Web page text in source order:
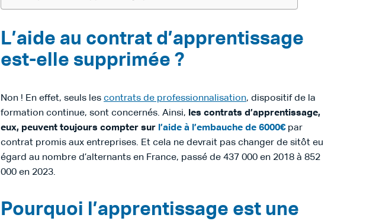
L’aide au contrat d’apprentissage
est-elle supprimée ?
Non ! En effet, seuls les contrats de professionnalisation, dispositif de la
formation continue, sont concernés. Ainsi, les contrats d’apprentissage,
eux, peuvent toujours compter sur l’aide à l’embauche de 6000€ par
contrat promis aux entreprises. Et cela ne devrait pas changer de sitôt eu
égard au nombre d’alternants en France, passé de 437 000 en 2018 à 852
000 en 2023.
Pourquoi l’apprentissage est une